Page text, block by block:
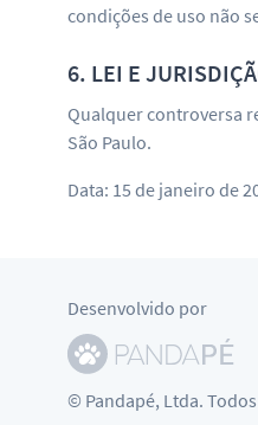
condições de uso não
6. LEI E
Qualquer controversa
São Paulo.
Data: 15 de janeiro de
Desenvolvido por
© Pandapé, Ltda.